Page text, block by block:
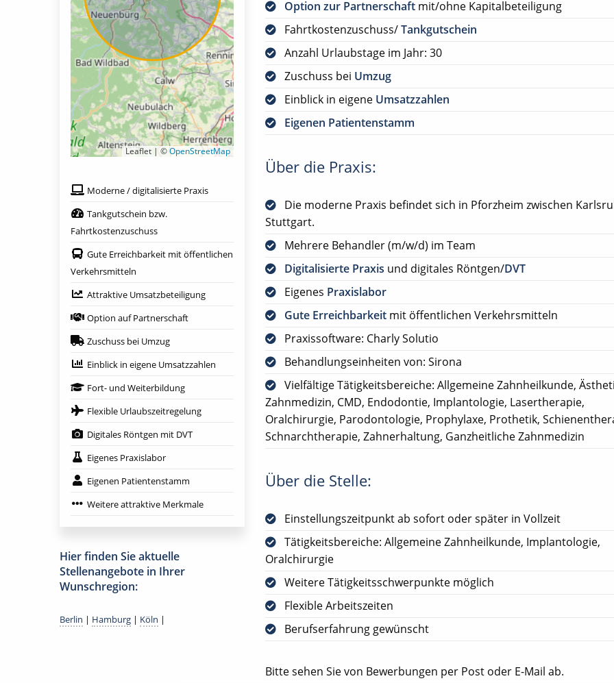
Option zur Partnerschaft mit/ohne Kapitalbeteiligung
Fahrtkostenzuschuss/Tankgutschein
Anzahl Urlaubstage im Jahr: 30
Zuschuss bei Umzug
Einblick in eigene Umsatzzahlen
Eigenen Patientenstamm
Über die Praxis:
Die moderne Praxis befindet sich in Pforzheim zwischen
Stuttgart.
Mehrere Behandler (m/w/d) im Team
Digitalisierte Praxis und digitales Röntgen/DVT
Eigenes Praxislabor
Gute Erreichbarkeit mit öffentlichen Verkehrsmitteln
Praxissoftware: Charly Solutio
Behandlungseinheiten von: Sirona
Vielfältige Tätigkeitsbereiche: Allgemeine Zahnheilkunde,
Zahnmedizin, CMD, Endodontie, Implantologie, Lasertherapie,
Oralchirurgie, Parodontologie, Prophylaxe, Prothetik,
Schnarchtherapie, Zahnerhaltung, Ganzheitliche Zahnmedizin
Über die Stelle:
Einstellungszeitpunkt ab sofort oder später in Vollzeit
Tätigkeitsbereiche: Allgemeine Zahnheilkunde, Implantologie,
Oralchirurgie
Weitere Tätigkeitsschwerpunkte möglich
Flexible Arbeitszeiten
Berufserfahrung gewünscht
Bitte sehen Sie von Bewerbungen per Post oder E-Mail ab.
Leaflet | ©OpenStreetMap
Moderne / digitalisierte Praxis
Tankgutschein bzw.
Fahrtkostenzuschuss
Gute Erreichbarkeit mit öffentlichen
Verkehrsmitteln
Attraktive Umsatzbeteiligung
Option auf Partnerschaft
Zuschuss bei Umzug
Einblick in eigene Umsatzzahlen
Fort- und Weiterbildung
Flexible Urlaubszeitregelung
Digitales Röntgen mit DVT
Eigenes Praxislabor
Eigenen Patientenstamm
Weitere attraktive Merkmale
Hier finden Sie aktuelle
Stellenangebote in Ihrer
Wunschregion:
Berlin | Hamburg | Köln |